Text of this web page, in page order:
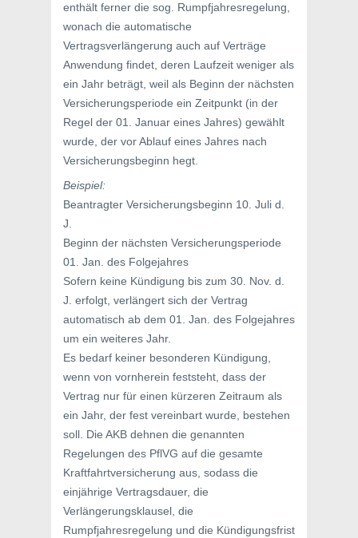
enthält ferner die sog. Rumpfjahresregelung,
wonach die automatische
Vertragsverlängerung auch auf Verträge
Anwendung findet, deren Laufzeit weniger als
ein Jahr beträgt, weil als Beginn der nächsten
Versicherungsperiode ein Zeitpunkt (in der
Regel der 01. Januar eines Jahres) gewählt
wurde, der vor Ablauf eines Jahres nach
Versicherungsbeginn hegt.
Beispiel:
Beantragter Versicherungsbeginn 10. Juli d.
J.
Beginn der nächsten Versicherungsperiode
01. Jan. des Folgejahres
Sofern keine Kündigung bis zum 30. Nov. d.
J. erfolgt, verlängert sich der Vertrag
automatisch ab dem 01. Jan. des Folgejahres
um ein weiteres Jahr.
Es bedarf keiner besonderen Kündigung,
wenn von vornherein feststeht, dass der
Vertrag nur für einen kürzeren Zeitraum als
ein Jahr, der fest vereinbart wurde, bestehen
soll. Die AKB dehnen die genannten
Regelungen des PflVG auf die gesamte
Kraftfahrtversicherung aus, sodass die
einjährige Vertragsdauer, die
Verlängerungsklausel, die
Rumpfjahresregelung und die Kündigungsfrist